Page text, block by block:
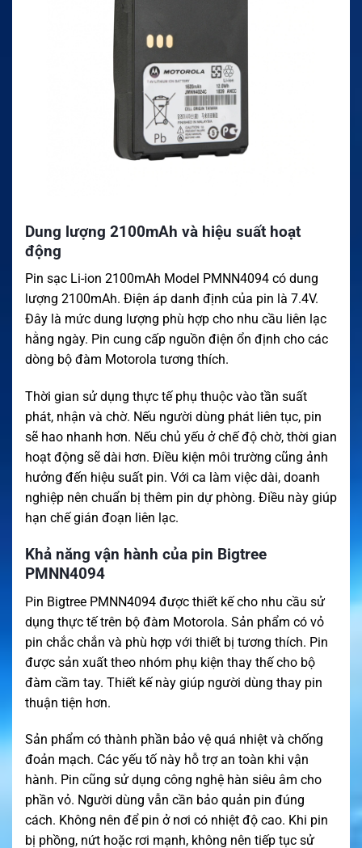
Dung lượng 2100mAh và hiệu suất hoạt
động
Pin sạc Li-ion 2100mAh Model PMNN4094 có dung
lượng 2100mAh. Điện áp danh định của pin là 7.4V.
Đây là mức dung lượng phù hợp cho nhu cầu liên lạc
hằng ngày. Pin cung cấp nguồn điện ổn định cho các
dòng bộ đàm Motorola tương thích.
Thời gian sử dụng thực tế phụ thuộc vào tần suất
phát, nhận và chờ. Nếu người dùng phát liên tục, pin
sẽ hao nhanh hơn. Nếu chủ yếu ở chế độ chờ, thời gian
hoạt động sẽ dài hơn. Điều kiện môi trường cũng ảnh
hưởng đến hiệu suất pin. Với ca làm việc dài, doanh
nghiệp nên chuẩn bị thêm pin dự phòng. Điều này giúp
hạn chế gián đoạn liên lạc.
Khả năng vận hành của pin Bigtree
PMNN4094
Pin Bigtree PMNN4094 được thiết kế cho nhu cầu sử
dụng thực tế trên bộ đàm Motorola. Sản phẩm có vỏ
pin chắc chắn và phù hợp với thiết bị tương thích. Pin
được sản xuất theo nhóm phụ kiện thay thế cho bộ
đàm cầm tay. Thiết kế này giúp người dùng thay pin
thuận tiện hơn.
Sản phẩm có thành phần bảo vệ quá nhiệt và chống
đoản mạch. Các yếu tố này hỗ trợ an toàn khi vận
hành. Pin cũng sử dụng công nghệ hàn siêu âm cho
phần vỏ. Người dùng vẫn cần bảo quản pin đúng
cách. Không nên để pin ở nơi có nhiệt độ cao. Khi pin
bị phồng, nứt hoặc rơi mạnh, không nên tiếp tục sử